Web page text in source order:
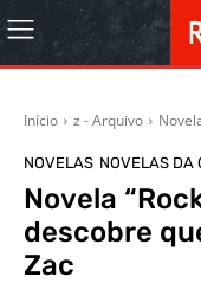
Início z - Arquivo
NOVELAS NOVELAS DA
Novela
descobre
Zac